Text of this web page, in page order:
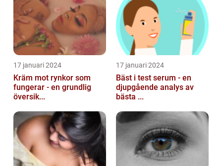
17 januari 2024
Kräm mot rynkor som
fungerar - en grundlig
översik...
17 januari 2024
Bäst i test serum - en
djupgående analys av
bästa ...